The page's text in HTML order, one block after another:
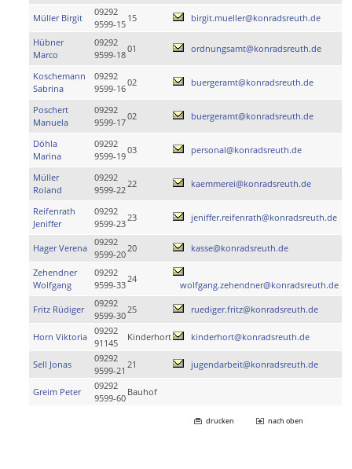
Müller Birgit
09292
9599-15
15 birgit.mueller@konradsreuth.de
Hübner
Marco
09292
9599-18
01 ordnungsamt@konradsreuth.de
Koschemann
Sabrina
09292
9599-16
02 buergeramt@konradsreuth.de
Poschert
Manuela
09292
9599-17
02 buergeramt@konradsreuth.de
Döhla
Marina
09292
9599-19
03 personal@konradsreuth.de
Müller
Roland
09292
9599-22
22 kaemmerei@konradsreuth.de
Reifenrath
Jeniffer
09292
9599-23
23 jeniffer.reifenrath@konradsreuth.de
Hager Verena
09292
9599-20
20 kasse@konradsreuth.de
Zehendner
Wolfgang
09292
9599-33
24
wolfgang.zehendner@konradsreuth.de
Fritz Rüdiger
09292
9599-30
25 ruediger.fritz@konradsreuth.de
Horn Viktoria
09292
91145
Kinderhort kinderhort@konradsreuth.de
Sell Jonas
09292
9599-21
21 jugendarbeit@konradsreuth.de
Greim Peter
09292
9599-60
Bauhof
drucken nach oben